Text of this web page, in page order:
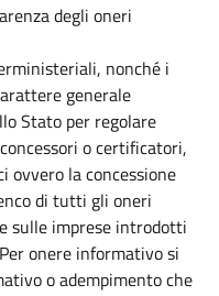
degli oneri
nonché i
generale
Stato per regolare
o certificatori,
ovvero la concessione
di tutti gli oneri
sulle imprese introdotti
onere informativo si
o adempimento che